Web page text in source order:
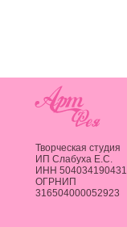
Творческая студия
ИП Слабуха Е.C.
ИНН 504034190431
ОГРНИП
316504000052923